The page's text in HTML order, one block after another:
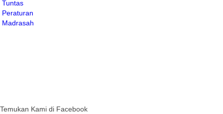
Temukan Kami di Facebook